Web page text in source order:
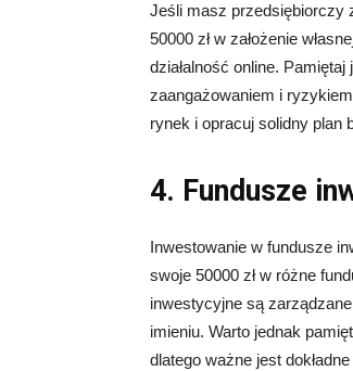
Jeśli masz przedsiębiorczy
50000 zł w założenie
działalność online.
zaangażowaniem i
rynek i opracuj solidny plan
4. Fundusze
Inwestowanie w fundusze
swoje 50000 zł w różne
inwestycyjne są
imieniu. Warto jednak
dlatego ważne jest